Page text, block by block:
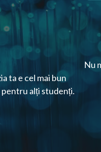
ta e cel mai bun
alți studenți.
Nu